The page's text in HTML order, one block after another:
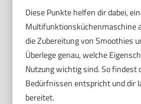
Diese Punkte helfen dir dabei,
Multifunktionsküchenmaschine
die Zubereitung von Smoothies
Überlege genau, welche
Nutzung wichtig sind. So findest
Bedürfnissen entspricht und dir
bereitet.